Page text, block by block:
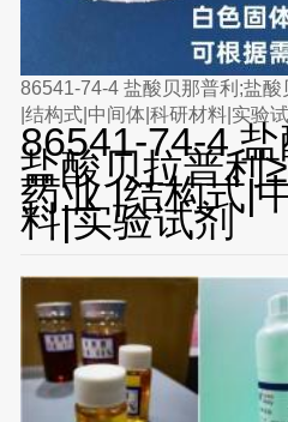
86541-74-4 盐酸贝那普利;盐
|结构式|中间体|科研材料|实验
86541-74-4
盐酸贝拉普利
药业 |结构式|
料|实验试剂